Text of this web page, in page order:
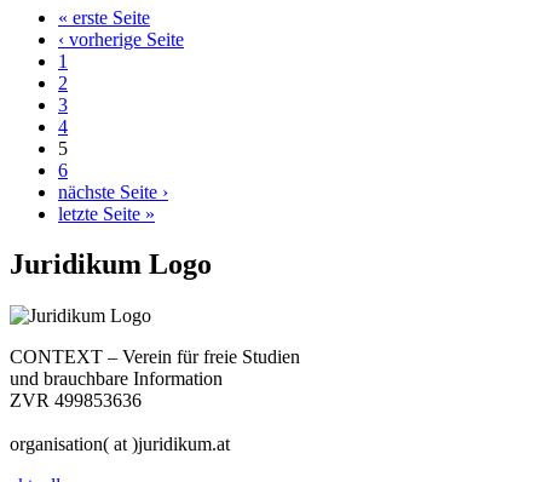
« erste Seite
‹ vorherige Seite
1
2
3
4
5
6
nächste Seite ›
letzte Seite »
Juridikum Logo
CONTEXT – Verein für freie Studien
und brauchbare Information
ZVR 499853636
organisation( at )juridikum.at